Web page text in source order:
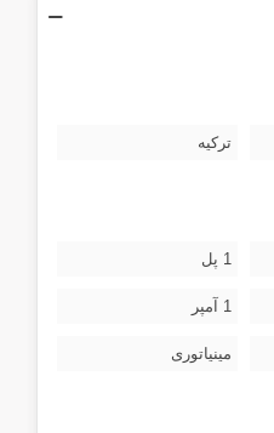
ترکیه
1 پل
1 آمپر
مینیاتوری